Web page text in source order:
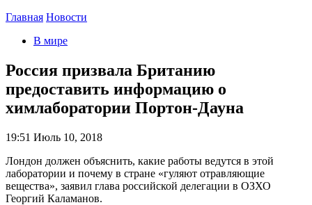
Главная Новости
В мире
Россия призвала Британию
предоставить информацию о
химлаборатории Портон-Дауна
19:51 Июль 10, 2018
Лондон должен объяснить, какие работы ведутся в этой
лаборатории и почему в стране «гуляют отравляющие
вещества», заявил глава российской делегации в ОЗХО
Георгий Каламанов.